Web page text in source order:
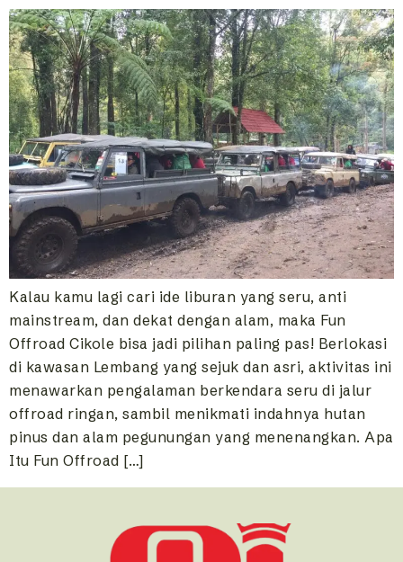
Kalau kamu lagi cari ide liburan yang seru, anti
mainstream, dan dekat dengan alam, maka Fun
Offroad Cikole bisa jadi pilihan paling pas! Berlokasi
di kawasan Lembang yang sejuk dan asri, aktivitas ini
menawarkan pengalaman berkendara seru di jalur
offroad ringan, sambil menikmati indahnya hutan
pinus dan alam pegunungan yang menenangkan. Apa
Itu Fun Offroad […]